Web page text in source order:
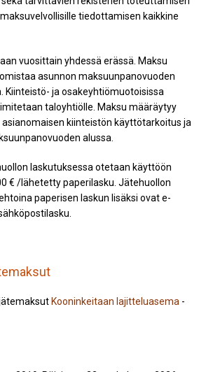
tiedottamisen kaikkine
vuosittain yhdessä erässä. Maksu
asunnon maksuunpanovuoden
Kiinteistö- ja osakeyhtiömuotoisissa
taloyhtiölle. Maksu määräytyy
kiinteistön käyttötarkoitus ja
alussa.
laskutuksessa otetaan käyttöön
€ /lähetetty paperilasku. Jätehuollon
paperisen laskun lisäksi ovat e-
Kooninkeitaan lajitteluasema -